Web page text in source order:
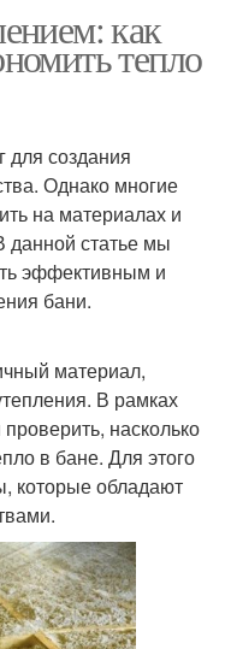
как
тепло
создания
Однако многие
на материалах и
данной статье мы
эффективным и
бани.
материал,
В рамках
насколько
в бане. Для этого
которые обладают